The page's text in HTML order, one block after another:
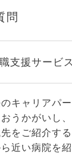
問
支援サービ
キャリアパ
うかがいし
をご紹介する
ら近い病院を